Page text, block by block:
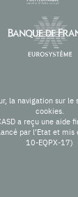
la navigation sur le
cookies.
a reçu une aide
par l’Etat et mis
10-EQPX-17)